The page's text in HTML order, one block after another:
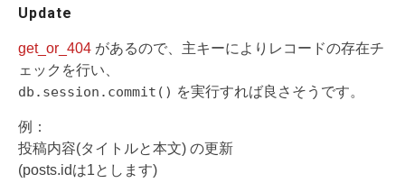
Update
get_or_404 があるので、主キーによりレコードの存在チ
ェックを行い、
db.session.commit() を実行すれば良さそうです。
例：
投稿内容(タイトルと本文) の更新
(posts.idは1とします)